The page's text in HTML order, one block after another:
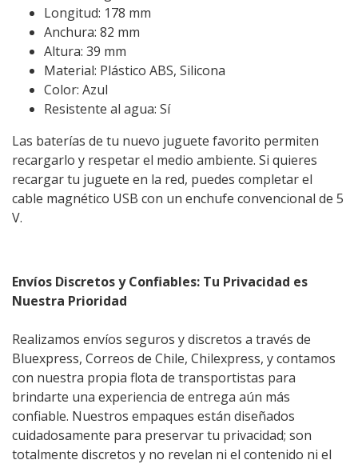
Longitud: 178 mm
Anchura: 82 mm
Altura: 39 mm
Material: Plástico ABS, Silicona
Color: Azul
Resistente al agua: Sí
Las baterías de tu nuevo juguete favorito permiten
recargarlo y respetar el medio ambiente. Si quieres
recargar tu juguete en la red, puedes completar el
cable magnético USB con un enchufe convencional de 5
V.
Envíos Discretos y Confiables: Tu Privacidad es
Nuestra Prioridad
Realizamos envíos seguros y discretos a través de
Bluexpress, Correos de Chile, Chilexpress, y contamos
con nuestra propia flota de transportistas para
brindarte una experiencia de entrega aún más
confiable. Nuestros empaques están diseñados
cuidadosamente para preservar tu privacidad; son
totalmente discretos y no revelan ni el contenido ni el